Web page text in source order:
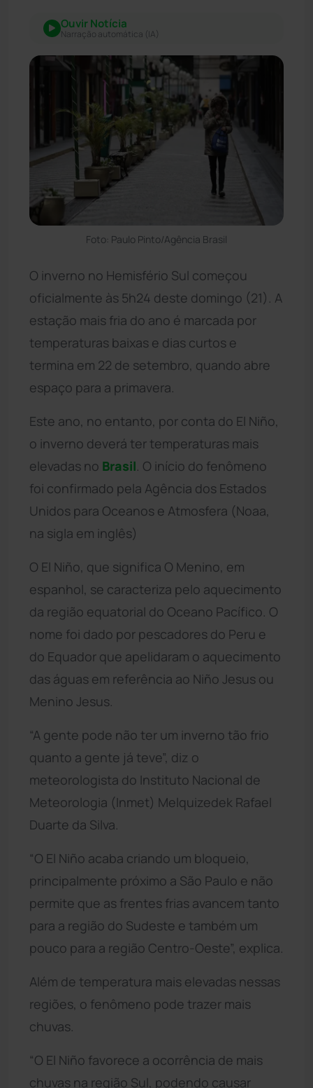
Ouvir Notícia
Narração automática (IA)
Foto: Paulo Pinto/Agência Brasil
O inverno no Hemisfério Sul começou
oficialmente às 5h24 deste domingo (21). A
estação mais fria do ano é marcada por
temperaturas baixas e dias curtos e
termina em 22 de setembro, quando abre
espaço para a primavera.
Este ano, no entanto, por conta do El Niño,
o inverno deverá ter temperaturas mais
elevadas no Brasil . O início do fenômeno
foi confirmado pela Agência dos Estados
Unidos para Oceanos e Atmosfera (Noaa,
na sigla em inglês)
O El Niño, que significa O Menino, em
espanhol, se caracteriza pelo aquecimento
da região equatorial do Oceano Pacífico. O
nome foi dado por pescadores do Peru e
do Equador que apelidaram o aquecimento
das águas em referência ao Niño Jesus ou
Menino Jesus.
“A gente pode não ter um inverno tão frio
quanto a gente já teve”, diz o
meteorologista do Instituto Nacional de
Meteorologia (Inmet) Melquizedek Rafael
Duarte da Silva.
“O El Niño acaba criando um bloqueio,
principalmente próximo a São Paulo e não
permite que as frentes frias avancem tanto
para a região do Sudeste e também um
pouco para a região Centro-Oeste”, explica.
Além de temperatura mais elevadas nessas
regiões, o fenômeno pode trazer mais
chuvas.
“O El Niño favorece a ocorrência de mais
chuvas na região Sul, podendo causar